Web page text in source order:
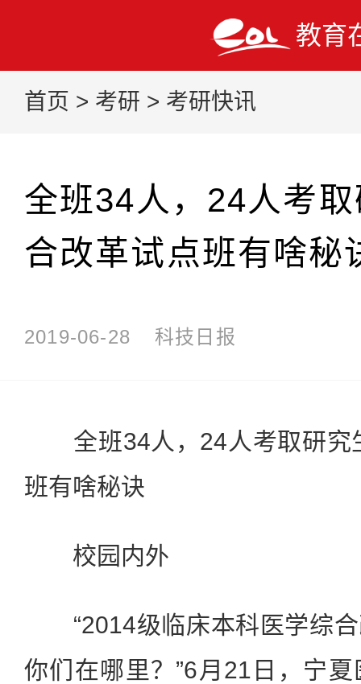
教育
首页 > 考研 > 考研快讯
全班34人，24人考
合改革试点班有啥秘
2019-06-28 科技日报
全班34人，24人考取研究
班有啥秘诀
校园内外
“2014级临床本科医学综合
你们在哪里？”6月21日，宁